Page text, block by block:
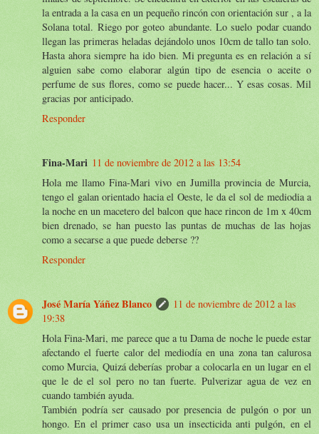
la entrada a la casa en un pequeño rincón con orientación sur , a la
Solana total. Riego por goteo abundante. Lo suelo podar cuando
llegan las primeras heladas dejándolo unos 10cm de tallo tan solo.
Hasta ahora siempre ha ido bien. Mi pregunta es en relación a sí
alguien sabe como elaborar algún tipo de esencia o aceite o
perfume de sus flores, como se puede hacer... Y esas cosas. Mil
gracias por anticipado.
Responder
Fina-Mari 11 de noviembre de 2012 a las 13:54
Hola me llamo Fina-Mari vivo en Jumilla provincia de Murcia,
tengo el galan orientado hacia el Oeste, le da el sol de mediodia a
la noche en un macetero del balcon que hace rincon de 1m x 40cm
bien drenado, se han puesto las puntas de muchas de las hojas
como a secarse a que puede deberse ??
Responder
José María Yáñez Blanco
11 de noviembre de 2012 a las
19:38
Hola Fina-Mari, me parece que a tu Dama de noche le puede estar
afectando el fuerte calor del mediodía en una zona tan calurosa
como Murcia, Quizá deberías probar a colocarla en un lugar en el
que le de el sol pero no tan fuerte. Pulverizar agua de vez en
cuando también ayuda.
También podría ser causado por presencia de pulgón o por un
hongo. En el primer caso usa un insecticida anti pulgón, en el